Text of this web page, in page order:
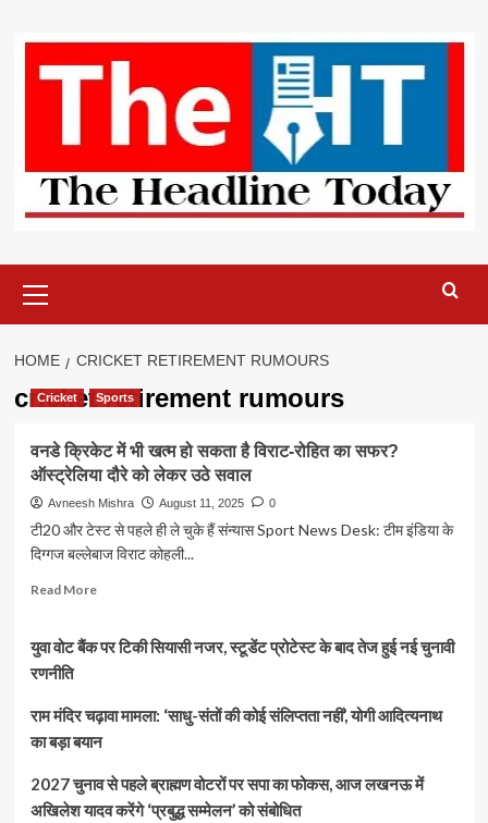
content
Menu
HOME CRICKET RETIREMENT RUMOURS
cricket retirement rumours
Cricket Sports
वनडे क्रिकेट में भी खत्म हो सकता है विराट-रोहित का सफर?
ऑस्ट्रेलिया दौरे को लेकर उठे सवाल
Avneesh Mishra August 11, 2025 0
टी20 और टेस्ट से पहले ही ले चुके हैं संन्यास Sport News Desk: टीम इंडिया के
दिग्गज बल्लेबाज विराट कोहली...
Read MoreRead
वनडे
भी
खत्म
हो
सकता
है
विराट-
युवा वोट बैंक पर टिकी सियासी नजर, स्टूडेंट प्रोटेस्ट के बाद तेज हुई नई चुनावी
रणनीति
राम मंदिर चढ़ावा मामला: ‘साधु-संतों की कोई संलिप्तता नहीं’, योगी आदित्यनाथ
का बड़ा बयान
2027 चुनाव से पहले ब्राह्मण वोटरों पर सपा का फोकस, आज लखनऊ में
अखिलेश यादव करेंगे ‘प्रबुद्ध सम्मेलन’ को संबोधित